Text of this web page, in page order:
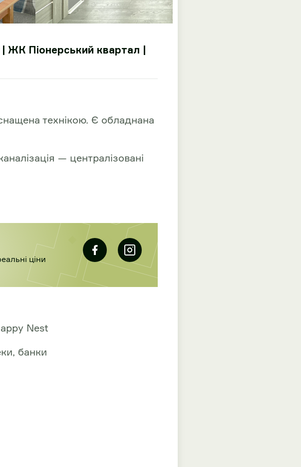
ЖК Піонерський квартал |
технікою. Є обладнана
— централізовані
ціни
Nest
банки